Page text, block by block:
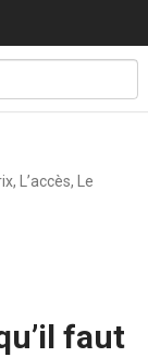
L’accès, Le
faut